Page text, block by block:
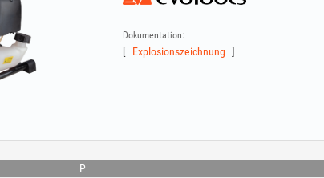
Dokumentation:
Explosionszeichnung
P